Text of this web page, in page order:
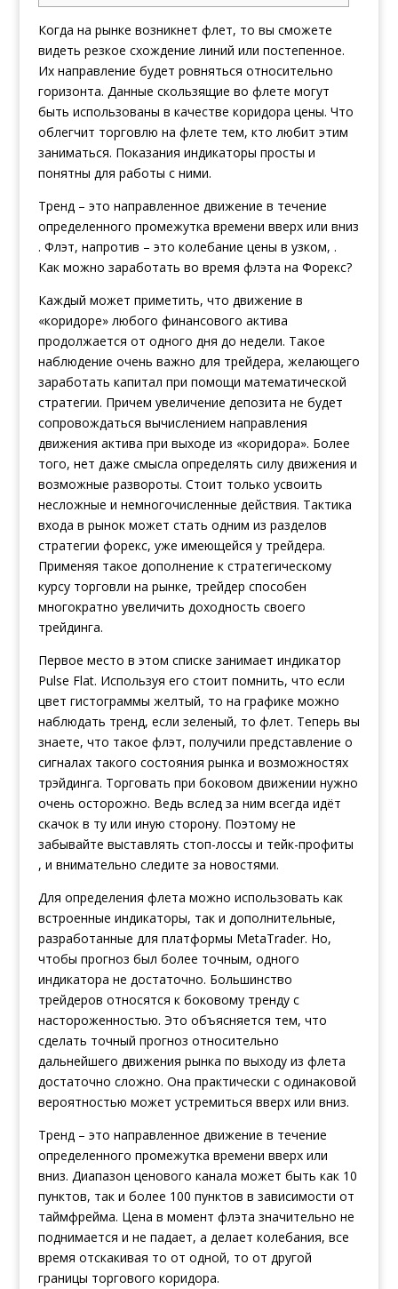
Когда на рынке возникнет флет, то вы сможете
видеть резкое схождение линий или постепенное.
Их направление будет ровняться относительно
горизонта. Данные скользящие во флете могут
быть использованы в качестве коридора цены. Что
облегчит торговлю на флете тем, кто любит этим
заниматься. Показания индикаторы просты и
понятны для работы с ними.
Тренд – это направленное движение в течение
определенного промежутка времени вверх или вниз
. Флэт, напротив – это колебание цены в узком, .
Как можно заработать во время флэта на Форекс?
Каждый может приметить, что движение в
«коридоре» любого финансового актива
продолжается от одного дня до недели. Такое
наблюдение очень важно для трейдера, желающего
заработать капитал при помощи математической
стратегии. Причем увеличение депозита не будет
сопровождаться вычислением направления
движения актива при выходе из «коридора». Более
того, нет даже смысла определять силу движения и
возможные развороты. Стоит только усвоить
несложные и немногочисленные действия. Тактика
входа в рынок может стать одним из разделов
стратегии форекс, уже имеющейся у трейдера.
Применяя такое дополнение к стратегическому
курсу торговли на рынке, трейдер способен
многократно увеличить доходность своего
трейдинга.
Первое место в этом списке занимает индикатор
Pulse Flat. Используя его стоит помнить, что если
цвет гистограммы желтый, то на графике можно
наблюдать тренд, если зеленый, то флет. Теперь вы
знаете, что такое флэт, получили представление о
сигналах такого состояния рынка и возможностях
трэйдинга. Торговать при боковом движении нужно
очень осторожно. Ведь вслед за ним всегда идёт
скачок в ту или иную сторону. Поэтому не
забывайте выставлять стоп-лоссы и тейк-профиты
, и внимательно следите за новостями.
Для определения флета можно использовать как
встроенные индикаторы, так и дополнительные,
разработанные для платформы MetaTrader. Но,
чтобы прогноз был более точным, одного
индикатора не достаточно. Большинство
трейдеров относятся к боковому тренду с
настороженностью. Это объясняется тем, что
сделать точный прогноз относительно
дальнейшего движения рынка по выходу из флета
достаточно сложно. Она практически с одинаковой
вероятностью может устремиться вверх или вниз.
Тренд – это направленное движение в течение
определенного промежутка времени вверх или
вниз. Диапазон ценового канала может быть как 10
пунктов, так и более 100 пунктов в зависимости от
таймфрейма. Цена в момент флэта значительно не
поднимается и не падает, а делает колебания, все
время отскакивая то от одной, то от другой
границы торгового коридора.